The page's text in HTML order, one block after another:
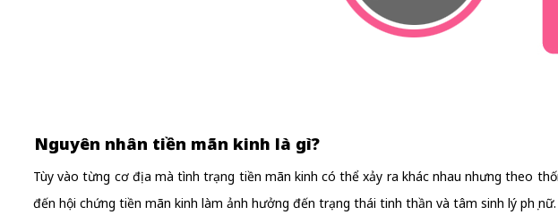
Nguyên nhân tiền mãn kinh là gì?
Tùy vào từng cơ địa mà tình trạng tiền mãn kinh có thể xảy ra khác nhau nhưng theo
đến hội chứng tiền mãn kinh làm ảnh hưởng đến trạng thái tinh thần và tâm sinh lý phụ nữ.